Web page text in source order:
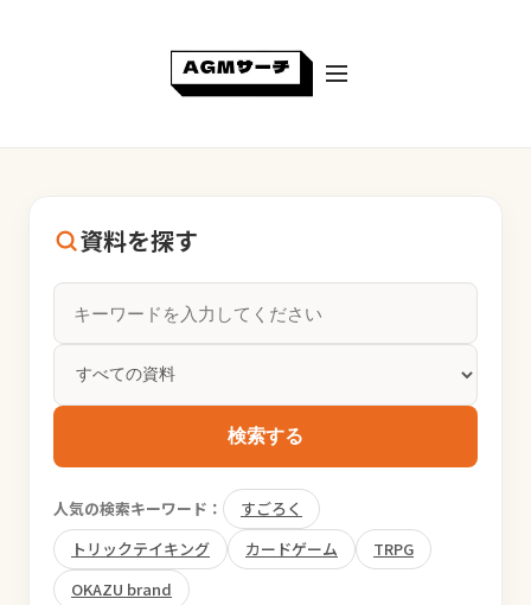
資料を探す
検索する
人気の検索キーワード：
すごろく
トリックテイキング
カードゲーム
TRPG
OKAZU brand